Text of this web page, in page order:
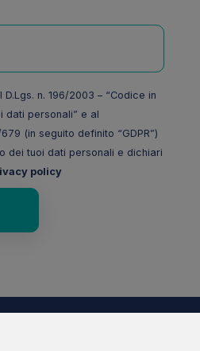
D.Lgs. n. 196/2003 – “Codice in
dati personali” e al
(in seguito definito “GDPR”)
dei tuoi dati personali e dichiari
policy